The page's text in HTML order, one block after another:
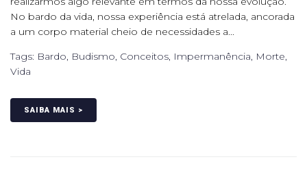
No bardo da vida, nossa experiência está atrelada, ancorada
a um corpo material cheio de necessidades a...
Tags: Bardo, Budismo, Conceitos, Impermanência, Morte,
Vida
SAIBA MAIS >